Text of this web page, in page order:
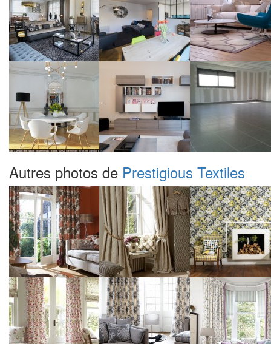
Autres photos de Prestigious Textiles